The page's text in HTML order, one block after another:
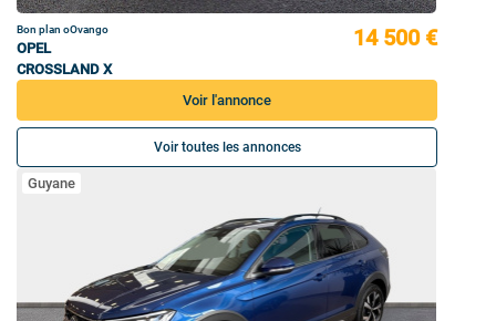
Bon plan oOvango
OPEL
CROSSLAND X
14 500 €
Voir l'annonce
Voir toutes les annonces
Guyane